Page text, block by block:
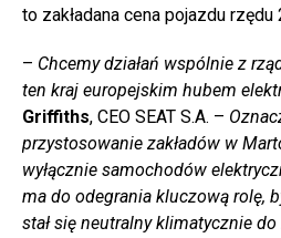
to zakładana cena pojazdu
– Chcemy działań wspólnie z
ten kraj europejskim hubem
Griffiths, CEO SEAT S.A. –
przystosowanie zakładów w
wyłącznie samochodów
ma do odegrania kluczową rolę,
stał się neutralny klimatycznie